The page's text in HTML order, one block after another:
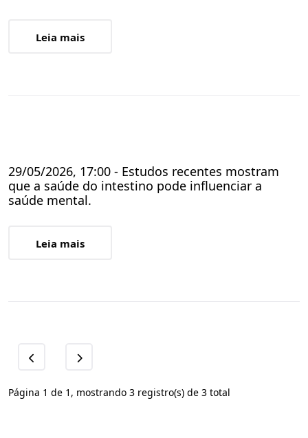
Leia mais
29/05/2026, 17:00 - Estudos recentes mostram
que a saúde do intestino pode influenciar a
saúde mental.
Leia mais
Página 1 de 1, mostrando 3 registro(s) de 3 total